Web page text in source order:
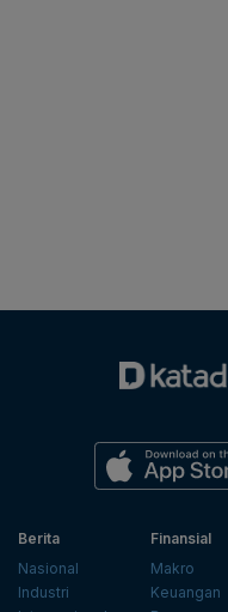
Berita
Nasional
Industri
Finansial
Makro
Keuangan